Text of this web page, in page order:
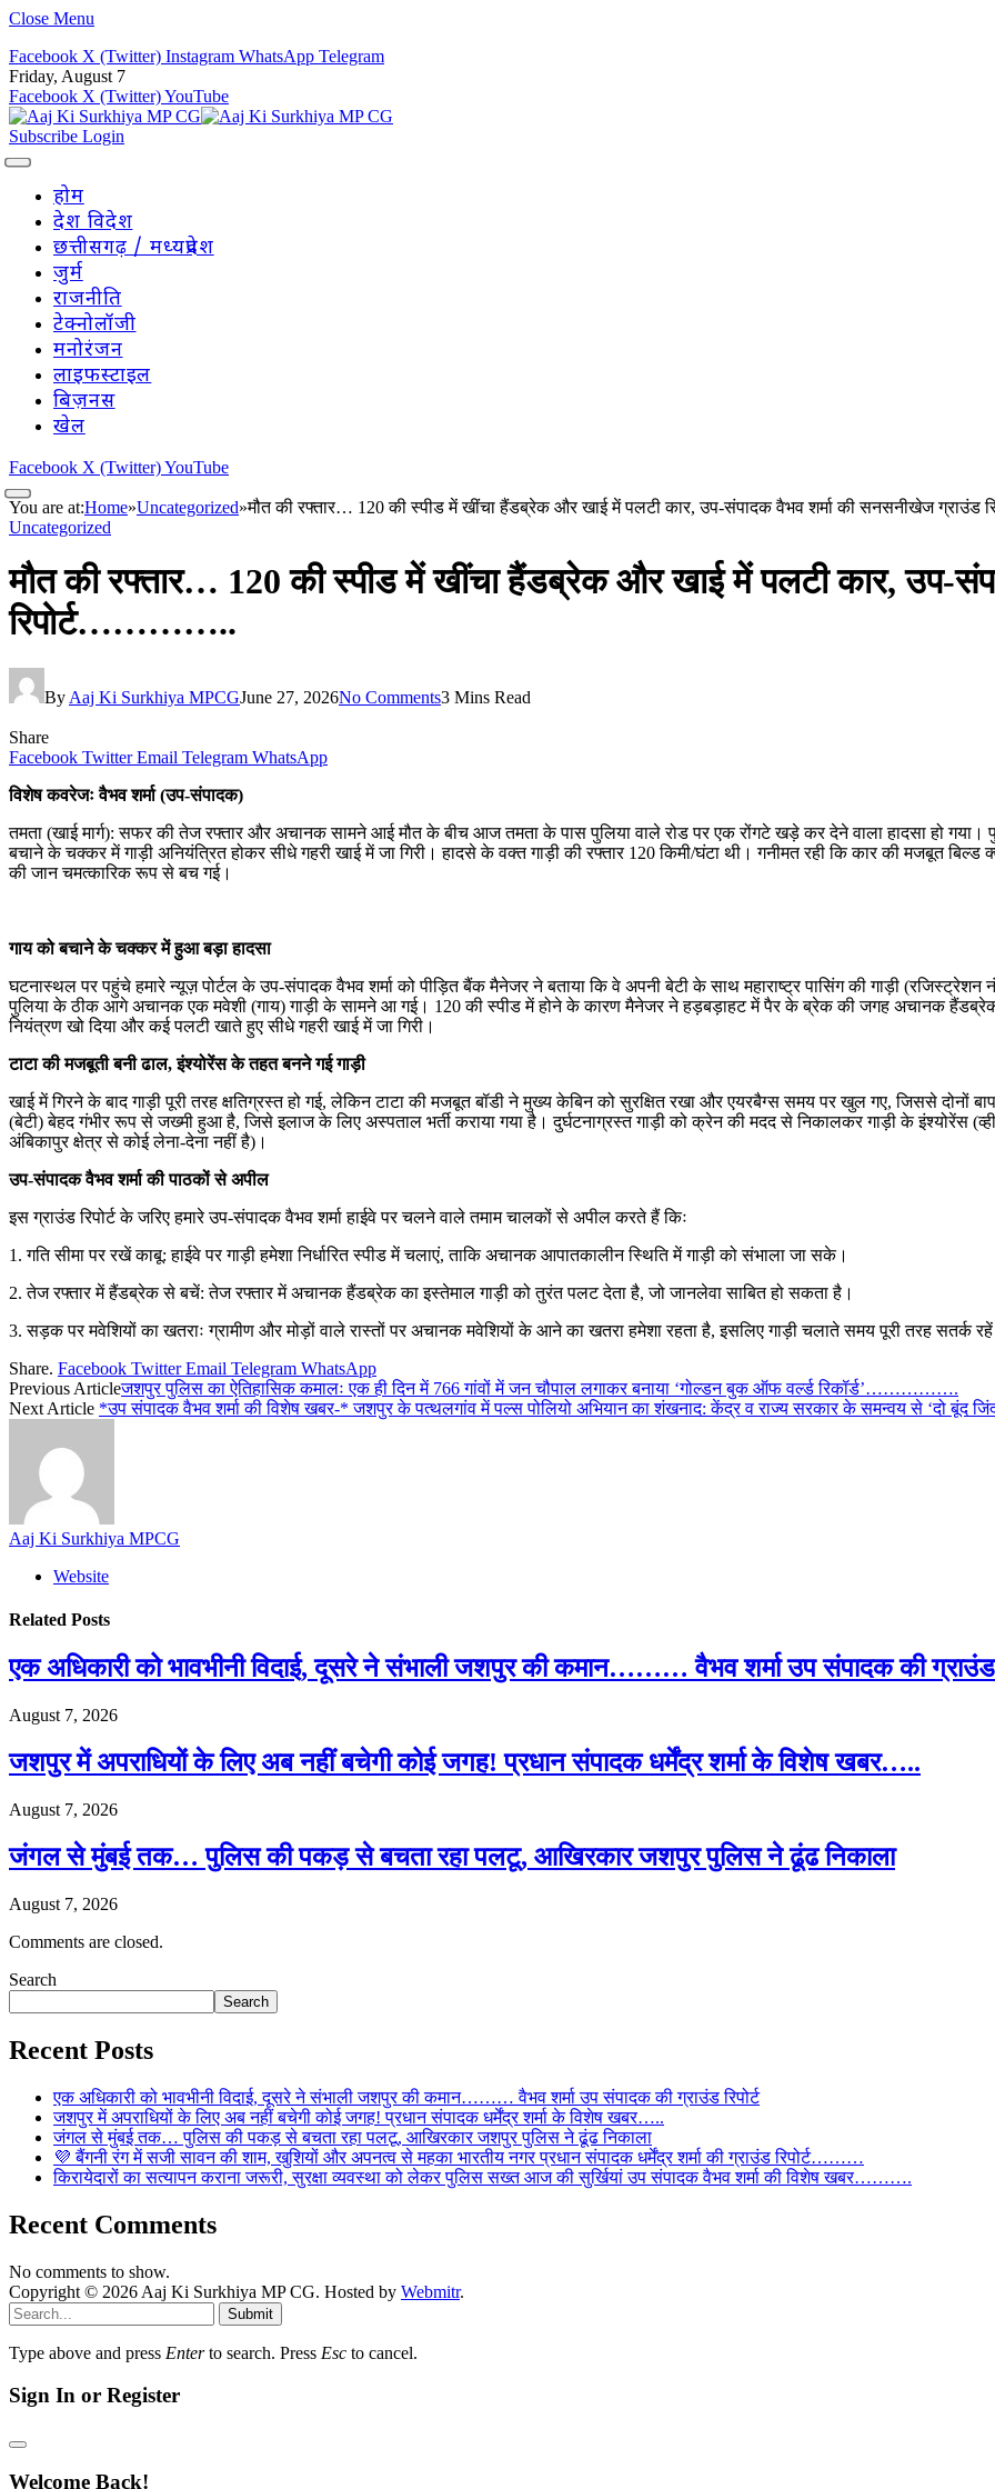
Close Menu
Facebook X (Twitter) Instagram WhatsApp Telegram
Friday, August 7
Facebook X (Twitter)YouTube
Subscribe Login
होम
देश विदेश
छत्तीसगढ़ / मध्यप्रदेश
जुर्म
राजनीति
टेक्नोलॉजी
मनोरंजन
लाइफस्टाइल
बिज़नस
खेल
Facebook X (Twitter)YouTube
You are at:Home»Uncategorized»मौत की रफ्तार… 120 की स्पीड में खींचा हैंडब्रेक और खाई में पलटी कार, उप-संपादक वैभव शर्मा की सनसनीखेज
Uncategorized
मौत की रफ्तार… 120 की स्पीड में खींचा हैंडब्रेक और खाई में पलटी कार, उप-
रिपोर्ट…………..
By Aaj Ki Surkhiya MPCGJune 27, 2026No Comments3 Mins Read
Share
Facebook Twitter Email Telegram WhatsApp
विशेष कवरेजः वैभव शर्मा (उप-संपादक)
तमता (खाई मार्ग): सफर की तेज रफ्तार और अचानक सामने आई मौत के बीच आज तमता के पास पुलिया वाले रोड पर एक रोंगटे खड़े कर देने वाला हादसा हो
बचाने के चक्कर में गाड़ी अनियंत्रित होकर सीधे गहरी खाई में जा गिरी। हादसे के वक्त गाड़ी की रफ्तार 120 किमी/घंटा थी। गनीमत रही कि कार की मजबूत
की जान चमत्कारिक रूप से बच गई।
गाय को बचाने के चक्कर में हुआ बड़ा हादसा
घटनास्थल पर पहुंचे हमारे न्यूज़ पोर्टल के उप-संपादक वैभव शर्मा को पीड़ित बैंक मैनेजर ने बताया कि वे अपनी बेटी के साथ महाराष्ट्र पासिंग की गाड़ी
पुलिया के ठीक आगे अचानक एक मवेशी (गाय) गाड़ी के सामने आ गई। 120 की स्पीड में होने के कारण मैनेजर ने हड़बड़ाहट में पैर के ब्रेक की जगह अचानक
नियंत्रण खो दिया और कई पलटी खाते हुए सीधे गहरी खाई में जा गिरी।
टाटा की मजबूती बनी ढाल, इंश्योरेंस के तहत बनने गई गाड़ी
खाई में गिरने के बाद गाड़ी पूरी तरह क्षतिग्रस्त हो गई, लेकिन टाटा की मजबूत बॉडी ने मुख्य केबिन को सुरक्षित रखा और एयरबैग्स समय पर खुल गए, जिससे
(बेटी) बेहद गंभीर रूप से जख्मी हुआ है, जिसे इलाज के लिए अस्पताल भर्ती कराया गया है। दुर्घटनाग्रस्त गाड़ी को क्रेन की मदद से निकालकर गाड़ी के इंश्योरेंस
अंबिकापुर क्षेत्र से कोई लेना-देना नहीं है)।
उप-संपादक वैभव शर्मा की पाठकों से अपील
इस ग्राउंड रिपोर्ट के जरिए हमारे उप-संपादक वैभव शर्मा हाईवे पर चलने वाले तमाम चालकों से अपील करते हैं किः
1. गति सीमा पर रखें काबू: हाईवे पर गाड़ी हमेशा निर्धारित स्पीड में चलाएं, ताकि अचानक आपातकालीन स्थिति में गाड़ी को संभाला जा सके।
2. तेज रफ्तार में हैंडब्रेक से बचें: तेज रफ्तार में अचानक हैंडब्रेक का इस्तेमाल गाड़ी को तुरंत पलट देता है, जो जानलेवा साबित हो सकता है।
3. सड़क पर मवेशियों का खतराः ग्रामीण और मोड़ों वाले रास्तों पर अचानक मवेशियों के आने का खतरा हमेशा रहता है, इसलिए गाड़ी चलाते समय पूरी तरह सतर्क
Share. Facebook Twitter Email Telegram WhatsApp
Previous Articleजशपुर पुलिस का ऐतिहासिक कमालः एक ही दिन में 766 गांवों में जन चौपाल लगाकर बनाया ‘गोल्डन बुक ऑफ वर्ल्ड रिकॉर्ड’…………….
Next Article *उप संपादक वैभव शर्मा की विशेष खबर-* जशपुर के पत्थलगांव में पल्स पोलियो अभियान का शंखनाद: केंद्र व राज्य सरकार के समन्वय से ‘दो बूंद
Aaj Ki Surkhiya MPCG
Website
Related Posts
एक अधिकारी को भावभीनी विदाई, दूसरे ने संभाली जशपुर की कमान……… वैभव शर्मा उप संपादक की ग्राउंड
August 7, 2026
जशपुर में अपराधियों के लिए अब नहीं बचेगी कोई जगह! प्रधान संपादक धर्मेंद्र शर्मा के विशेष खबर…..
August 7, 2026
जंगल से मुंबई तक… पुलिस की पकड़ से बचता रहा पलटू, आखिरकार जशपुर पुलिस ने ढूंढ निकाला
August 7, 2026
Comments are closed.
Search
Search
Recent Posts
एक अधिकारी को भावभीनी विदाई, दूसरे ने संभाली जशपुर की कमान……… वैभव शर्मा उप संपादक की ग्राउंड रिपोर्ट
जशपुर में अपराधियों के लिए अब नहीं बचेगी कोई जगह! प्रधान संपादक धर्मेंद्र शर्मा के विशेष खबर…..
जंगल से मुंबई तक… पुलिस की पकड़ से बचता रहा पलटू, आखिरकार जशपुर पुलिस ने ढूंढ निकाला
💜 बैंगनी रंग में सजी सावन की शाम, खुशियों और अपनत्व से महका भारतीय नगर प्रधान संपादक धर्मेंद्र शर्मा की ग्राउंड रिपोर्ट………
किरायेदारों का सत्यापन कराना जरूरी, सुरक्षा व्यवस्था को लेकर पुलिस सख्त आज की सुर्खियां उप संपादक वैभव शर्मा की विशेष खबर……….
Recent Comments
No comments to show.
Copyright © 2026 Aaj Ki Surkhiya MP CG. Hosted by Webmitr.
Submit
Type above and press Enterto search. Press Esc to cancel.
Sign In or Register
Welcome Back!